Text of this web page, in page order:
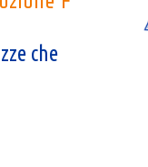
che